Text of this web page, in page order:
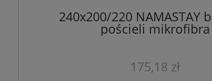
240x200/220 NAMASTAY
pościeli mikrofibra
175,18 zł